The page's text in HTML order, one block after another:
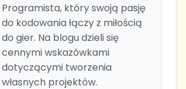
Programista, który swoją pasję
do kodowania łączy z miłością
do gier. Na blogu dzieli się
cennymi wskazówkami
dotyczącymi tworzenia
własnych projektów.